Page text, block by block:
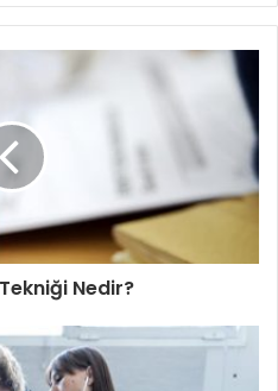
Nedir?